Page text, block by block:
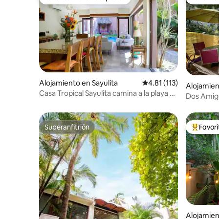
Favorito entre huéspedes
Alojamiento en Sayulita Calificación promedio:
4.81 (113)
Casa Tropical Sayulita camina a la playa &
Favorito
Dos
Superanfitrión
Superanfitrión